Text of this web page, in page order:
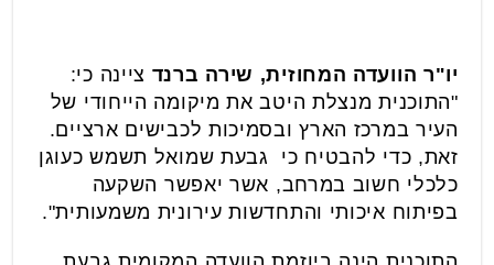
יו"ר הוועדה המחוזית, שירה ברנד ציינה כי:
"התוכנית מנצלת היטב את מיקומה הייחודי של
העיר במרכז הארץ ובסמיכות לכבישים ארציים.
זאת, כדי להבטיח כי גבעת שמואל תשמש כעוגן
כלכלי חשוב במרחב, אשר יאפשר השקעה
בפיתוח איכותי והתחדשות עירונית משמעותית".